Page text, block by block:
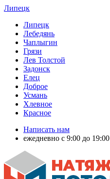
Липецк
Липецк
Лебедянь
Чаплыгин
Грязи
Лев Толстой
Задонск
Елец
Доброе
Усмань
Хлевное
Красное
Написать нам
ежедневно с 9:00 до 19:00